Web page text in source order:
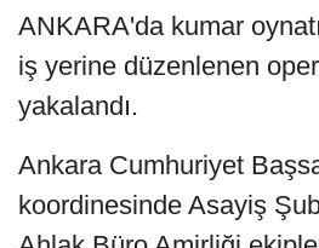
ANKARA'da kumar
iş yerine düzenlenen
yakalandı.
Ankara Cumhuriyet
koordinesinde Asayiş